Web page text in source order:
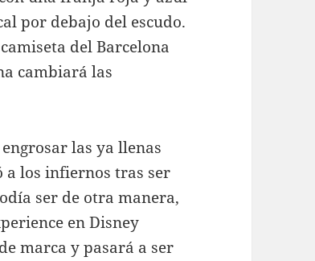
por debajo del escudo.
del Barcelona
cambiará las
las ya llenas
a los infiernos tras ser
ser de otra manera,
en Disney
marca y pasará a ser